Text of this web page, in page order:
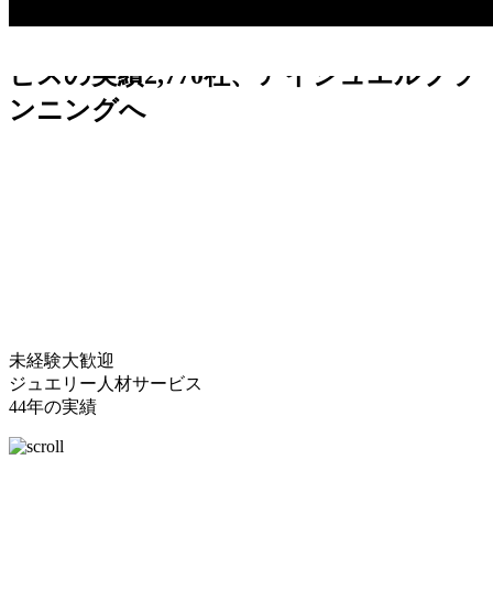
ビスの実績2,770社、アイジュエルプラ
ンニングへ
未経験大歓迎
ジュエリー人材サービス
44年の実績